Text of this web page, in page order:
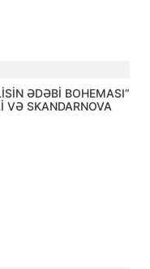
ƏDƏBİ BOHEMASI”
VƏ SKANDARNOVA